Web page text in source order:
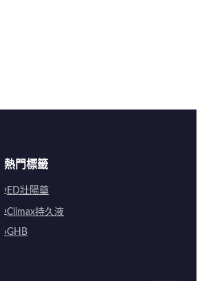
熱門標籤
ED壯陽藥
Climax持久液
GHB